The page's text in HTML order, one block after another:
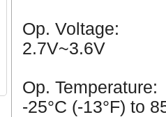
Op. Voltage:
2.7V~3.6V
Op. Temperature:
-25°C (-13°F) to